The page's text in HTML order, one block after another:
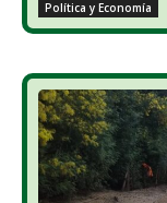
Política y Economía